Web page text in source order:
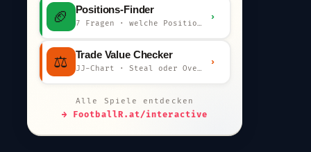
🏈 Positions-Finder
7 Fragen · welche Position bist du?
›
⚖️ Trade Value Checker
JJ-Chart · Steal oder Overpay?
›
Alle Spiele entdecken
→ FootballR.at/interactive